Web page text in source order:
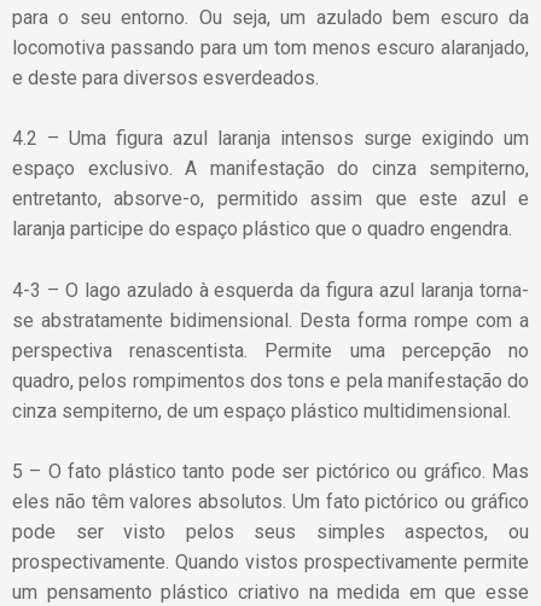
para o seu entorno. Ou seja, um azulado bem escuro da
locomotiva passando para um tom menos escuro alaranjado,
e deste para diversos esverdeados.
4.2 – Uma figura azul laranja intensos surge exigindo um
espaço exclusivo. A manifestação do cinza sempiterno,
entretanto, absorve-o, permitido assim que este azul e
laranja participe do espaço plástico que o quadro engendra.
4-3 – O lago azulado à esquerda da figura azul laranja torna-
se abstratamente bidimensional. Desta forma rompe com a
perspectiva renascentista. Permite uma percepção no
quadro, pelos rompimentos dos tons e pela manifestação do
cinza sempiterno, de um espaço plástico multidimensional.
5 – O fato plástico tanto pode ser pictórico ou gráfico. Mas
eles não têm valores absolutos. Um fato pictórico ou gráfico
pode ser visto pelos seus simples aspectos, ou
prospectivamente. Quando vistos prospectivamente permite
um pensamento plástico criativo na medida em que esse